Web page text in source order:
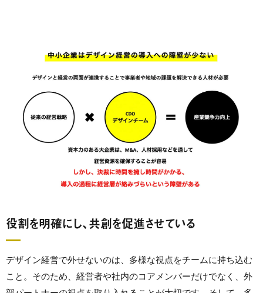
役割を明確にし、共創を促進させている
デザイン経営で外せないのは、多様な視点をチームに持ち込む
こと。そのため、経営者や社内のコアメンバーだけでなく、外